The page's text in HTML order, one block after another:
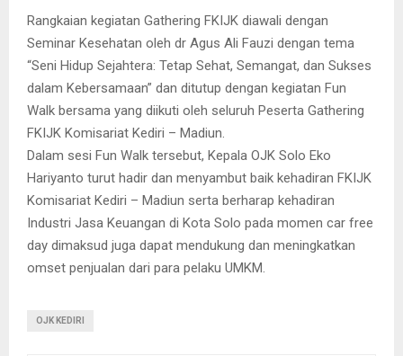
Rangkaian kegiatan Gathering FKIJK diawali dengan
Seminar Kesehatan oleh dr Agus Ali Fauzi dengan tema
“Seni Hidup Sejahtera: Tetap Sehat, Semangat, dan Sukses
dalam Kebersamaan” dan ditutup dengan kegiatan Fun
Walk bersama yang diikuti oleh seluruh Peserta Gathering
FKIJK Komisariat Kediri – Madiun.
Dalam sesi Fun Walk tersebut, Kepala OJK Solo Eko
Hariyanto turut hadir dan menyambut baik kehadiran FKIJK
Komisariat Kediri – Madiun serta berharap kehadiran
Industri Jasa Keuangan di Kota Solo pada momen car free
day dimaksud juga dapat mendukung dan meningkatkan
omset penjualan dari para pelaku UMKM.
OJK KEDIRI